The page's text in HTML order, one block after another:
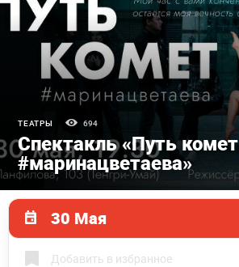
ТЕАТРЫ 694
Спектакль «Путь комет
#маринацветаева»
30 Мая
Добавить в избранное